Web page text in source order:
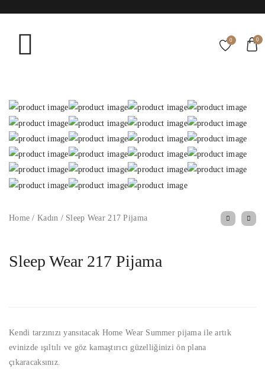
0 0
Home / Kadın /Sleep Wear 217 Pijama
Sleep Wear 217 Pijama
Kendi tarzınızı yansıtacak Home Wear Summer pijama ile artık
evinizde ışıltılı ve göz kamaştırıcı güzelliğinizi ön plana
çıkaracaksınız.